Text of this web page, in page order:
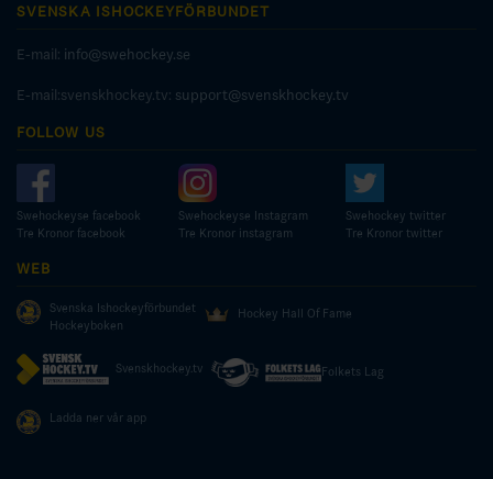
SVENSKA ISHOCKEYFÖRBUNDET
E-mail: info@swehockey.se
E-mail:svenskhockey.tv: support@svenskhockey.tv
FOLLOW US
Swehockeyse facebook
Tre Kronor facebook
Swehockeyse Instagram
Tre Kronor instagram
Swehockey twitter
Tre Kronor twitter
WEB
Svenska Ishockeyförbundet
Hockeyboken
Hockey Hall Of Fame
Svenskhockey.tv Folkets Lag
Ladda ner vår app